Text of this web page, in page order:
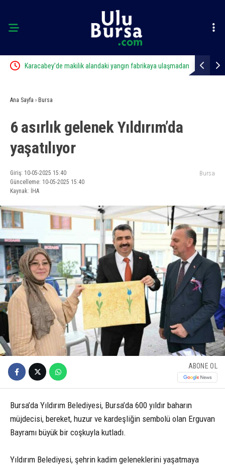
Karacabey’de makilik alandaki yangın fabrikaya ulaşmadan Alevlere
Ana Sayfa › Bursa
6 asırlık gelenek Yıldırım’da
yaşatılıyor
Giriş: 10-05-2025 15:40
Güncelleme: 10-05-2025 15:40
Kaynak: İHA
Bursa
ABONE OL
Bursa’da Yıldırım Belediyesi, Bursa’da 600 yıldır baharın
müjdecisi, bereket, huzur ve kardeşliğin sembolü olan Erguvan
Bayramı büyük bir coşkuyla kutladı.
Yıldırım Belediyesi, şehrin kadim geleneklerini yaşatmaya